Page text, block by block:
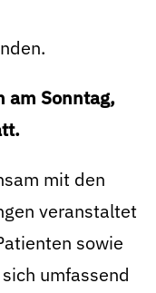
am Sonntag,
mit den
veranstaltet
sowie
umfassend